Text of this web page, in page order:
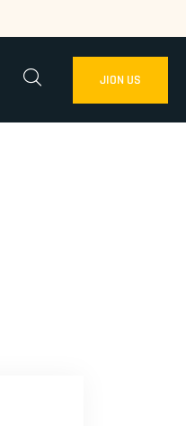
JION US